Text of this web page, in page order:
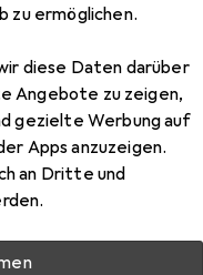
zu ermöglichen.
diese Daten darüber
Angebote zu zeigen,
gezielte Werbung auf
Apps anzuzeigen.
an Dritte und
Miracle
Produkt Max